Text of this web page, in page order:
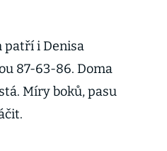
patří i Denisa
87-63-86. Doma
Míry boků, pasu